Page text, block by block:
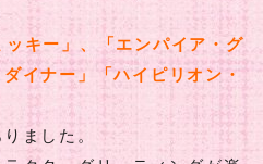
ッキー」、「エンパイア・グ
イナー」「ハイピリオン・
ました。